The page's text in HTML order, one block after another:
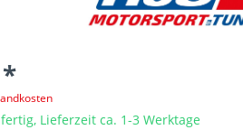
Lieferzeit ca. 1-3 Werktage